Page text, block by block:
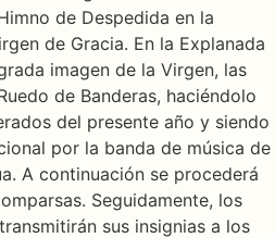
de Despedida en la
de Gracia. En la Explanada
imagen de la Virgen, las
de Banderas, haciéndolo
del presente año y siendo
por la banda de música de
A continuación se procederá
Seguidamente, los
sus insignias a los